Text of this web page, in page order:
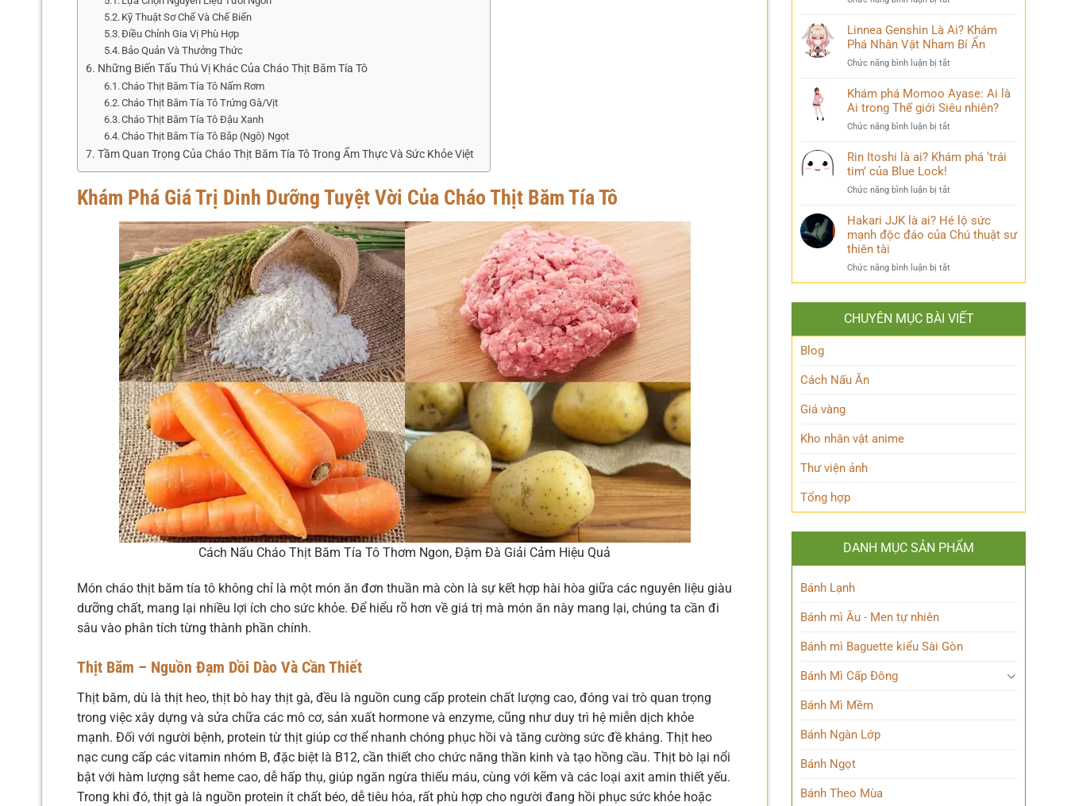
Kỹ Thuật Sơ Chế Và Chế Biến
Điều Chỉnh Gia Vị Phù Hợp
Bảo Quản Và Thưởng Thức
Những Biến Tấu Thú Vị Khác Của Cháo Thịt Băm Tía Tô
Cháo Thịt Băm Tía Tô Nấm Rơm
Cháo Thịt Băm Tía Tô Trứng Gà/Vịt
Cháo Thịt Băm Tía Tô Đậu Xanh
Cháo Thịt Băm Tía Tô Bắp (Ngô) Ngọt
Tầm Quan Trọng Của Cháo Thịt Băm Tía Tô Trong Ẩm Thực Và Sức Khỏe Việt
Khám Phá Giá Trị Dinh Dưỡng Tuyệt Vời Của Cháo Thịt Băm Tía Tô
Cách Nấu Cháo Thịt Băm Tía Tô Thơm Ngon, Đậm Đà Giải Cảm Hiệu Quả
Món cháo thịt băm tía tô không chỉ là một món ăn đơn thuần mà còn là sự kết hợp hài hòa giữa các nguyên liệu giàu
dưỡng chất, mang lại nhiều lợi ích cho sức khỏe. Để hiểu rõ hơn về giá trị mà món ăn này mang lại, chúng ta cần đi
sâu vào phân tích từng thành phần chính.
Thịt Băm – Nguồn Đạm Dồi Dào Và Cần Thiết
Thịt băm, dù là thịt heo, thịt bò hay thịt gà, đều là nguồn cung cấp protein chất lượng cao, đóng vai trò quan trọng
trong việc xây dựng và sửa chữa các mô cơ, sản xuất hormone và enzyme, cũng như duy trì hệ miễn dịch khỏe
mạnh. Đối với người bệnh, protein từ thịt giúp cơ thể nhanh chóng phục hồi và tăng cường sức đề kháng. Thịt heo
nạc cung cấp các vitamin nhóm B, đặc biệt là B12, cần thiết cho chức năng thần kinh và tạo hồng cầu. Thịt bò lại nổi
bật với hàm lượng sắt heme cao, dễ hấp thụ, giúp ngăn ngừa thiếu máu, cùng với kẽm và các loại axit amin thiết yếu.
Trong khi đó, thịt gà là nguồn protein ít chất béo, dễ tiêu hóa, rất phù hợp cho người đang hồi phục sức khỏe hoặc
Số
Bi
Thương
Tần
Tật
Kẻ
Diện
Huyền
Kiyotaka
Hé
thiên
tài
Lớp
Linnea Genshin Là Ai? Khám
Phá Nhân Vật Nham Bí Ẩn
Chức năng bình luận bị tắt
Genshin
Là
Khám
Nhân
Khám phá Momoo Ayase: Ai là
Ai trong Thế giới Siêu nhiên?
Chức năng bình luận bị tắt
phá
Momoo
Ai
Ai
trong
Siêu
Rin Itoshi là ai? Khám phá ‘trái
tim’ của Blue Lock!
Chức năng bình luận bị tắt
Itoshi
là
phá
‘trái
của
Blue
Lock!
Hakari JJK là ai? Hé lộ sức
mạnh độc đáo của Chú thuật sư
thiên tài
Chức năng bình luận bị tắt
Hakari
ai?
Hé
CHUYÊN MỤC BÀI VIẾT
Blog
Cách Nấu Ăn
Giá vàng
Kho nhân vật anime
Thư viện ảnh
Tổng hợp
DANH MỤC SẢN PHẨM
Bánh Lạnh
Bánh mì Âu - Men tự nhiên
Bánh mì Baguette kiểu Sài Gòn
Bánh Mì Cấp Đông
Bánh Mì Mềm
Bánh Ngàn Lớp
Bánh Ngọt
Bánh Theo Mùa